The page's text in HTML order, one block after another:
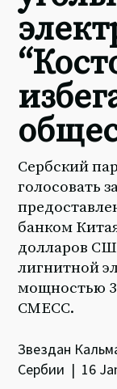
Сербский
голосовать
банком
долларов
лигнитной
мощностью
CMECC.
Звездан
Сербии | 16